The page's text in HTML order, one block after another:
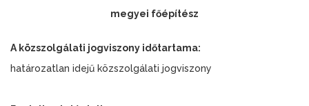
megyei főépítész
A közszolgálati jogviszony időtartama:
határozatlan idejű közszolgálati jogviszony